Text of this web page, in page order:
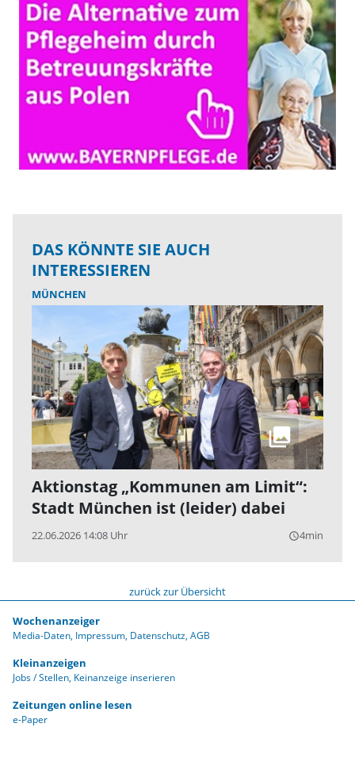
DAS KÖNNTE SIE AUCH
INTERESSIEREN
MÜNCHEN
Aktionstag „Kommunen am Limit“:
Stadt München ist (leider) dabei
22.06.2026 14:08 Uhr query_builder4min
zurück zur Übersicht
Wochenanzeiger
Media-Daten Impressum Datenschutz AGB
Kleinanzeigen
Jobs / Stellen Keinanzeige inserieren
Zeitungen online lesen
e-Paper